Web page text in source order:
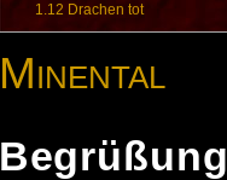
1.12 Drachen tot
Minental
Begrüßung